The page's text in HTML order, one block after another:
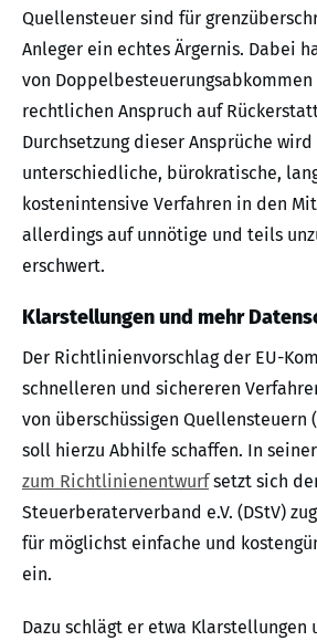
Quellensteuer sind für
Anleger ein echtes Ärgernis. Dabei
von
rechtlichen Anspruch auf
Durchsetzung dieser Ansprüche
unterschiedliche, bürokratische,
kostenintensive Verfahren in den
allerdings auf unnötige und teils
erschwert.
Klarstellungen und mehr
Der Richtlinienvorschlag der EU-
schnelleren und sichereren
von überschüssigen Quellensteuern
soll hierzu Abhilfe schaffen. In seiner
zum Richtlinienentwurfsetzt sich
Steuerberaterverband e.V. (DStV)
für möglichst einfache und
ein.
Dazu schlägt er etwa Klarstellungen